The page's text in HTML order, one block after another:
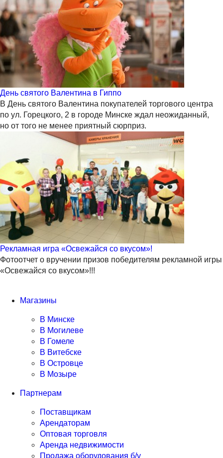
День святого Валентина в Гиппо
В День святого Валентина покупателей торгового центра
по ул. Горецкого, 2 в городе Минске ждал неожиданный,
но от того не менее приятный сюрприз.
Рекламная игра «Освежайся со вкусом»!
Фотоотчет о вручении призов победителям рекламной игры
«Освежайся со вкусом»!!!
Магазины
В Минске
В Могилеве
В Гомеле
В Витебске
В Островце
В Мозыре
Партнерам
Поставщикам
Арендаторам
Оптовая торговля
Аренда недвижимости
Продажа оборудования б/у